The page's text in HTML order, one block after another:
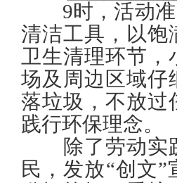
9时，活动准
清洁工具，以饱
卫生清理环节
场及周边区域仔
落垃圾，不放过
践行环保理念。
除了劳动实践
民，发放“创文